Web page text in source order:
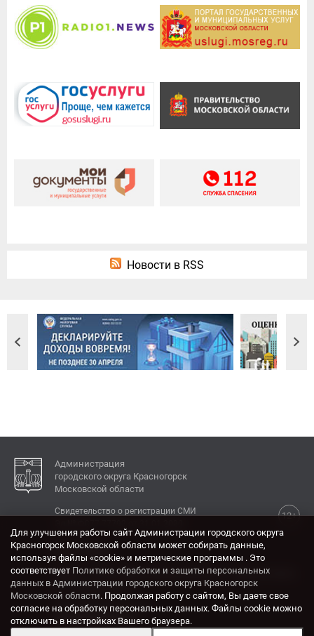
Новости в RSS
Администрация
городского округа Красногорск
Московской области
12+
Свидетельство о регистрации СМИ
КОНТАКТЫ
Адрес: 143404, Московская область, г. Красногорск,
ул. Ленина, дом 4.
Электронная почта:
krasrn@mosreg.ru
Для улучшения работы сайт Администрации городского округа
Красногорск Московской области может собирать данные,
используя файлы «cookie» и метрические программы . Это
соответствует Политике обработки и защиты персональных
данных в Администрации городского округа Красногорск
Московской области. Продолжая работу с сайтом, Вы даете свое
согласие на обработку персональных данных. Файлы cookie можно
отключить в настройках Вашего браузера.